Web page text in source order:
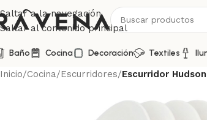
Saltar a la navegación
Saltar al contenido principal
Baño Cocina Decoración Textiles
Inicio/Cocina/Escurridores/Escurridor